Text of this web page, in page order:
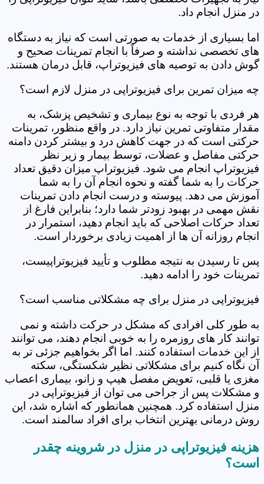
در منزل انجام داد.
اما بسیاری از خدمات به صورتی است که نیاز به دستگاه
های تخصصی نداشته و صرفاً با انجام تمرینات صحیح و
گوش دادن به توصیه های فیزیوتراپ، قابل درمان هستند.
چه میزان تمرین برای فیزیوتراپی در منزل لازم است؟
هر فردی با توجه به نوع بیماری و تشخیص پزشک، به
مقدار متفاوتی تمرین نیاز دارد. در واقع منظور، تمرینات
حرکتی است که در جهت کاهش درد و بیشتر کردن دامنه
حرکتی مفاصل و عضلات، توسط بیمار و زیر نظر
فیزیوتراپ انجام می شود. فیزیوتراپ میزان دقیق تعداد
حرکات را به شما گفته و نحوه انجام آن را به شما
آموزش می دهد. پیوسته و درست انجام دادن تمرینات
نقش مهمی در بهبود زودتر شما دارد؛ بنابراین فارغ از
تعداد حرکات اصلاحی که باید انجام دهید، استمرار در
انجام روزانه آن ها از اهمیت زیادی برخوردار است.
پس تا رسیدن به نتیجه مطلوب و تأیید فیزیوتراپیست،
تمرینات خود را ادامه دهید.
فیزیوتراپی در منزل برای چه مشکلاتی مناسب است؟
به طور کلی افرادی که مشکل در حرکت داشته و نمی
توانند کار های روزمره را به خوبی انجام دهند، می توانند
از این خدمات استفاده کنند. اما اگر بخواهیم جزئی تر به
آن نگاه کنیم برای مشکلاتی نظیر شکستگی، سکته
مغزی یا قلبی، تعویض مفصل هیپ و زانو، بیماری اعصاب
و مشکلات پس از جراحی می توان از فیزیوتراپی در
منزل استفاده کرد. همچنین همانطور که اشاره شد، این
روش درمانی بهترین انتخاب برای افراد سالمند است.
هزینه فیزیوتراپی در منزل در شروینه چقدر
است؟